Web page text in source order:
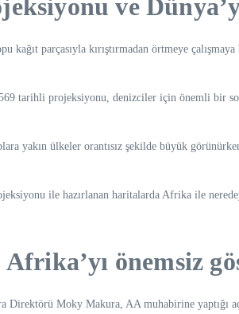
ve
kağıt parçasıyla kırıştırmadan örtmeye
tarihli projeksiyonu, denizciler için önemli bir
yakın ülkeler orantısız şekilde büyük
ile hazırlanan haritalarda Afrika ile
önemsiz
Moky Makura, AA muhabirine yaptığı